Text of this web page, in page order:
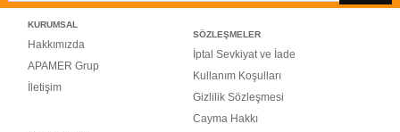
KURUMSAL
Hakkımızda
APAMER Grup
İletişim
SÖZLEŞMELER
İptal Sevkiyat ve İade
Kullanım Koşulları
Gizlilik Sözleşmesi
Cayma Hakkı